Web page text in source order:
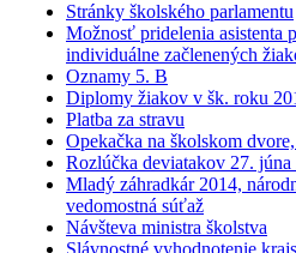
Stránky školského parlamentu
Možnosť pridelenia asistenta
individuálne začlenených
Oznamy 5. B
Diplomy žiakov v šk. roku
Platba za stravu
Opekačka na školskom
Rozlúčka deviatakov 27. júna
Mladý záhradkár 2014,
vedomostná súťaž
Návšteva ministra školstva